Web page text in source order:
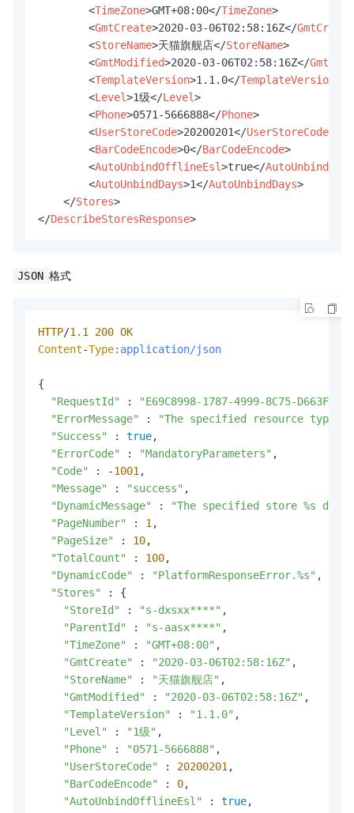
<TimeZone>GMT+08:00</TimeZone>
<GmtCreate>2020-03-06T02:58:16Z</GmtCreate
<StoreName>天猫旗舰店</StoreName>
<GmtModified>2020-03-06T02:58:16Z</
<TemplateVersion>1.1.0</TemplateVersion
<Level>1级</Level>
<Phone>0571-5666888</Phone>
<UserStoreCode>20200201</UserStoreCode
<BarCodeEncode>0</BarCodeEncode>
<AutoUnbindOfflineEsl>true</
<AutoUnbindDays>1</AutoUnbindDays>
</Stores>
</DescribeStoresResponse>
JSON 格式
HTTP/1.1 200 OK
Content-Type:application/json
{
"RequestId"
:
"E69C8998-1787-4999-8C75-
"ErrorMessage"
:
"The specified resource type
"Success"
: true,
"ErrorCode"
: "MandatoryParameters" ,
"Code"
: -1001 ,
"Message"
: "success" ,
"DynamicMessage"
:
"The specified store %s
"PageNumber"
: 1 ,
"PageSize"
: 10,
"TotalCount"
: 100,
"DynamicCode"
: "PlatformResponseError.%s" ,
"Stores"
: {
"StoreId"
: "s-dxsxx****" ,
"ParentId"
: "s-aasx****" ,
"TimeZone"
: "GMT+08:00" ,
"GmtCreate"
: "2020-03-06T02:58:16Z" ,
"StoreName"
: "天猫旗舰店" ,
"GmtModified"
: "2020-03-06T02:58:16Z" ,
"TemplateVersion"
: "1.1.0" ,
"Level"
: "1级" ,
"Phone"
: "0571-5666888" ,
"UserStoreCode"
: 20200201 ,
"BarCodeEncode"
: 0,
"AutoUnbindOfflineEsl"
: true,